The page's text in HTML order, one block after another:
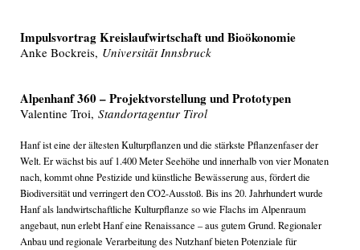
Impulsvortrag Kreislaufwirtschaft und Bioökonomie
Anke Bockreis, Universität Innsbruck
Alpenhanf 360 – Projektvorstellung und Prototypen
Valentine Troi, Standortagentur Tirol
Hanf ist eine der ältesten Kulturpflanzen und die stärkste Pflanzenfaser der
Welt. Er wächst bis auf 1.400 Meter Seehöhe und innerhalb von vier Monaten
nach, kommt ohne Pestizide und künstliche Bewässerung aus, fördert die
Biodiversität und verringert den CO2-Ausstoß. Bis ins 20. Jahrhundert wurde
Hanf als landwirtschaftliche Kulturpflanze so wie Flachs im Alpenraum
angebaut, nun erlebt Hanf eine Renaissance – aus gutem Grund. Regionaler
Anbau und regionale Verarbeitung des Nutzhanf bieten Potenziale für